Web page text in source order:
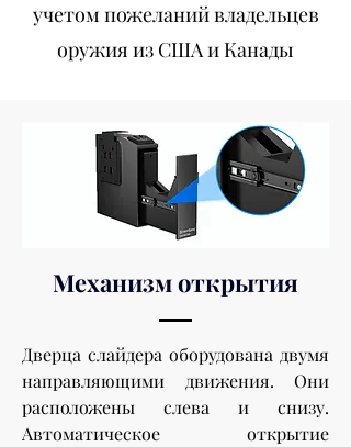
учетом пожеланий владельцев
оружия из США и Канады
Механизм открытия
Дверца слайдера оборудована двумя
направляющими движения. Они
расположены слева и снизу.
Автоматическое открытие